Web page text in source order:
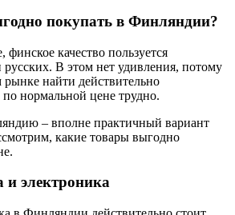
покупать в Финляндии?
качество пользуется
русских. В этом нет удивления, потому
рынке найти действительно
нормальной цене трудно.
– вполне практичный вариант
какие товары выгодно
и электроника